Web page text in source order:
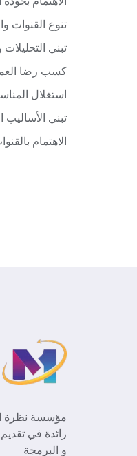
تنوع القنوات
تبني
كسب رضا
استغلال
تبني
الاهتمام
مؤسسة نظرة
رائدة في
و البرمجة